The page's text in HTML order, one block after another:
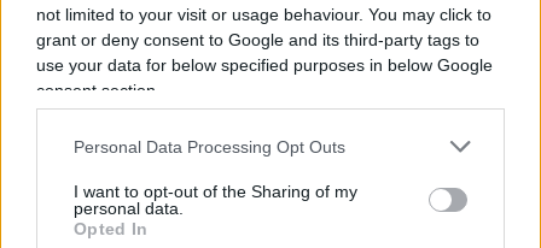
not limited to your visit or usage behaviour. You may click to
grant or deny consent to Google and its third-party tags to
use your data for below specified purposes in below Google
consent section.
Personal Data Processing Opt Outs
I want to opt-out of the Sharing of my
personal data.
Opted In
Leggi i commenti
Vignetta del 07/08/2026